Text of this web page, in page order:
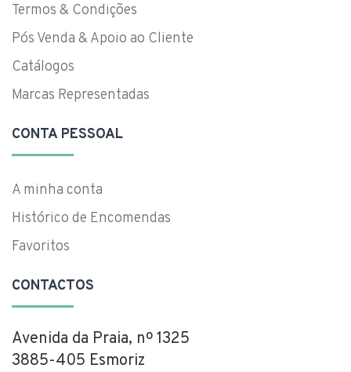
Termos & Condições
Pós Venda & Apoio ao Cliente
Catálogos
Marcas Representadas
CONTA PESSOAL
A minha conta
Histórico de Encomendas
Favoritos
CONTACTOS
Avenida da Praia, nº 1325
3885-405 Esmoriz